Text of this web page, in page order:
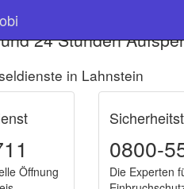
24 Stunden
in Lahnstein
Öffnung
0800-
Die Experten